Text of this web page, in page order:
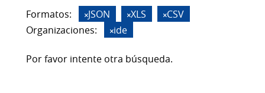
Formatos: JSON XLS
CSV
Organizaciones:
ide
Por favor intente otra búsqueda.